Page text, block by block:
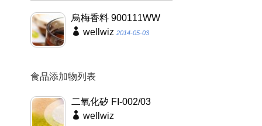
烏梅香料 900111WW
wellwiz 2014-05-03
食品添加物列表
二氧化矽 FI-002/03
wellwiz